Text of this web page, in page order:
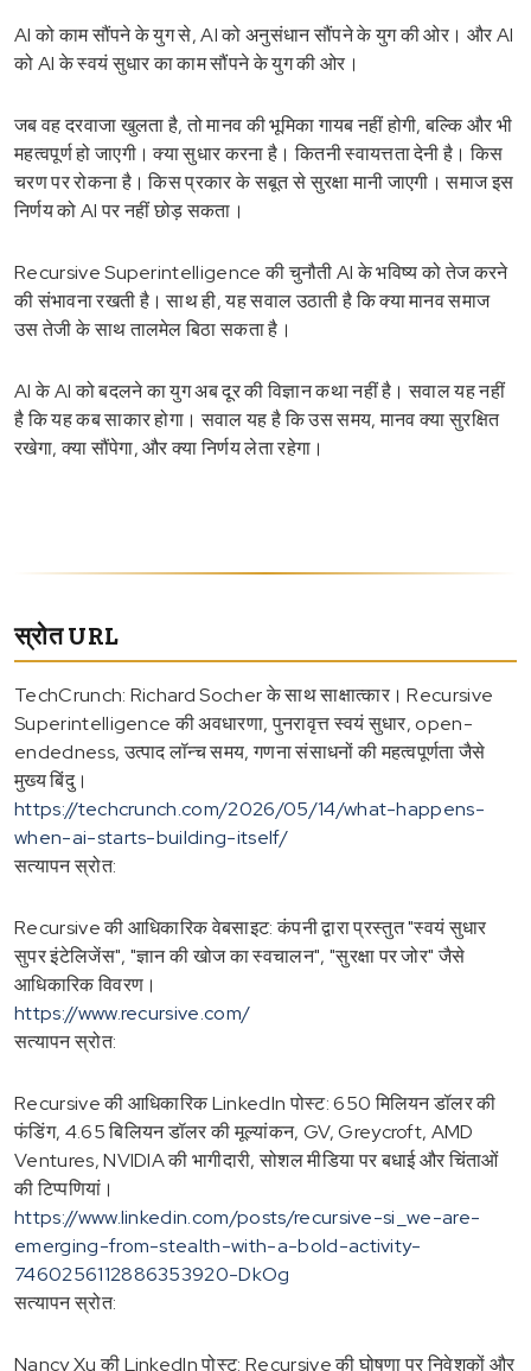
AI को काम सौंपने के युग से, AI को अनुसंधान सौंपने के युग की ओर। और AI
को AI के स्वयं सुधार का काम सौंपने के युग की ओर।
जब वह दरवाजा खुलता है, तो मानव की भूमिका गायब नहीं होगी, बल्कि और भी
महत्वपूर्ण हो जाएगी। क्या सुधार करना है। कितनी स्वायत्तता देनी है। किस
चरण पर रोकना है। किस प्रकार के सबूत से सुरक्षा मानी जाएगी। समाज इस
निर्णय को AI पर नहीं छोड़ सकता।
Recursive Superintelligence की चुनौती AI के भविष्य को तेज करने
की संभावना रखती है। साथ ही, यह सवाल उठाती है कि क्या मानव समाज
उस तेजी के साथ तालमेल बिठा सकता है।
AI के AI को बदलने का युग अब दूर की विज्ञान कथा नहीं है। सवाल यह नहीं
है कि यह कब साकार होगा। सवाल यह है कि उस समय, मानव क्या सुरक्षित
रखेगा, क्या सौंपेगा, और क्या निर्णय लेता रहेगा।
स्रोत URL
TechCrunch: Richard Socher के साथ साक्षात्कार। Recursive
Superintelligence की अवधारणा, पुनरावृत्त स्वयं सुधार, open-
endedness, उत्पाद लॉन्च समय, गणना संसाधनों की महत्वपूर्णता जैसे
मुख्य बिंदु।
https://techcrunch.com/2026/05/14/what-happens-
when-ai-starts-building-itself/
सत्यापन स्रोत:
Recursive की आधिकारिक वेबसाइट: कंपनी द्वारा प्रस्तुत "स्वयं सुधार
सुपर इंटेलिजेंस", "ज्ञान की खोज का स्वचालन", "सुरक्षा पर जोर" जैसे
आधिकारिक विवरण।
https://www.recursive.com/
सत्यापन स्रोत:
Recursive की आधिकारिक LinkedIn पोस्ट: 650 मिलियन डॉलर की
फंडिंग, 4.65 बिलियन डॉलर की मूल्यांकन, GV, Greycroft, AMD
Ventures, NVIDIA की भागीदारी, सोशल मीडिया पर बधाई और चिंताओं
की टिप्पणियां।
https://www.linkedin.com/posts/recursive-si_we-are-
emerging-from-stealth-with-a-bold-activity-
7460256112886353920-DkOg
सत्यापन स्रोत:
Nancy Xu की LinkedIn पोस्ट: Recursive की घोषणा पर निवेशकों और